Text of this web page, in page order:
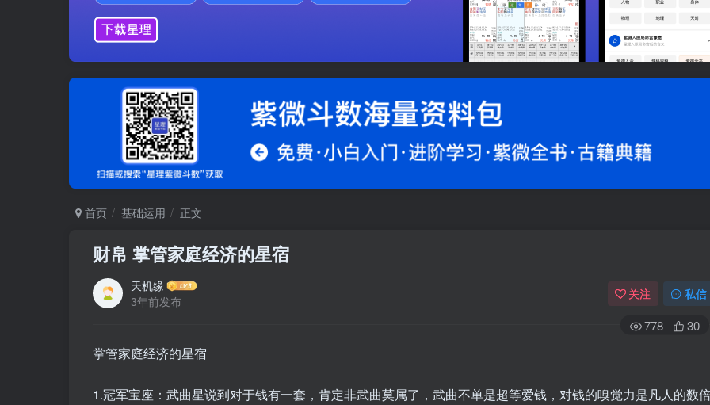
首页 基础运用 正文
财帛 掌管家庭经济的星宿
天机缘
3年前发布
关注 私信
778 30
掌管家庭经济的星宿
1.冠军宝座：武曲星说到对于钱有一套，肯定非武曲莫属了，武曲不单是超等爱钱，对钱的嗅觉力是凡人的数